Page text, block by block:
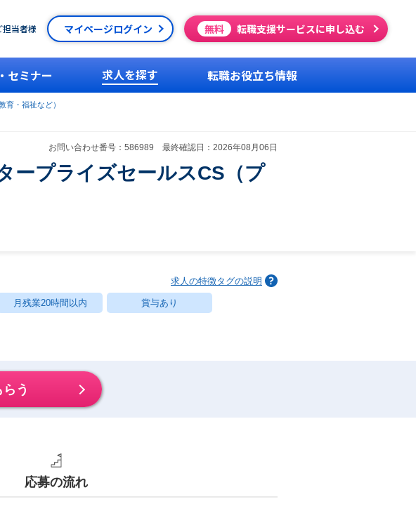
担当者様 マイページログイン 無料 転職支援サービスに申し込む
セミナー 求人を探す 転職お役立ち情報
育・福祉など）
お問い合わせ番号：586989 最終確認日：2026年08月06日
ープライズセールスCS（プ
求人の特徴タグの説明
月残業20時間以内 賞与あり
う
応募の流れ